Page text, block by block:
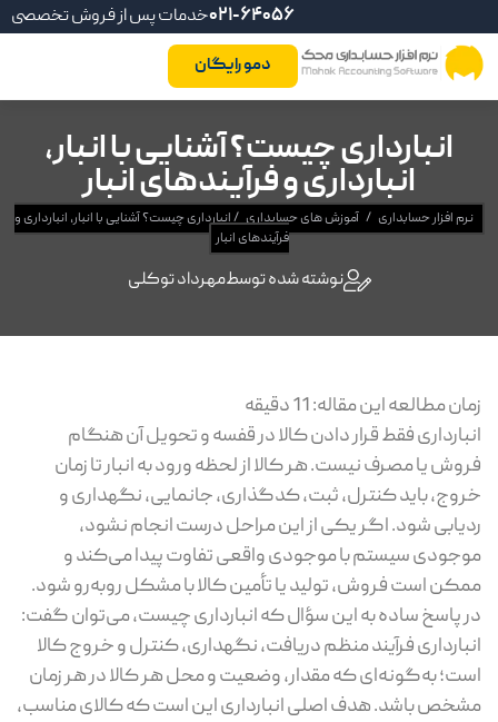
خدمات پس از فروش تخصصی021-64056
دمو رایگان
انبارداری چیست؟ آشنایی با انبار،
انبارداری و فرآیندهای انبار
افزار حسابداری / آموزش های حسابداری /انبارداری چیست؟ آشنایی با انبار، انبارداری و
فرآیندهای انبار
نوشته شده توسطمهرداد توکلی
مطالعه این مقاله:11دقیقه
فقط قرار دادن کالا در قفسه و تحویل آن هنگام
یا مصرف نیست. هر کالا از لحظه ورود به انبار تا زمان
باید کنترل، ثبت، کدگذاری، جانمایی، نگهداری و
شود. اگر یکی از این مراحل درست انجام نشود،
سیستم با موجودی واقعی تفاوت پیدا می‌کند و
است فروش، تولید یا تأمین کالا با مشکل روبه‌رو شود.
پاسخ ساده به این سؤال که انبارداری چیست، می‌توان گفت:
فرآیند منظم دریافت، نگهداری، کنترل و خروج کالا
به‌گونه‌ای که مقدار، وضعیت و محل هر کالا در هر زمان
باشد. هدف اصلی انبارداری این است که کالای مناسب،